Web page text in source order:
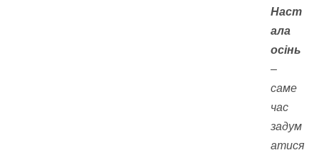
Наст
ала
осінь
–
саме
час
задум
атися